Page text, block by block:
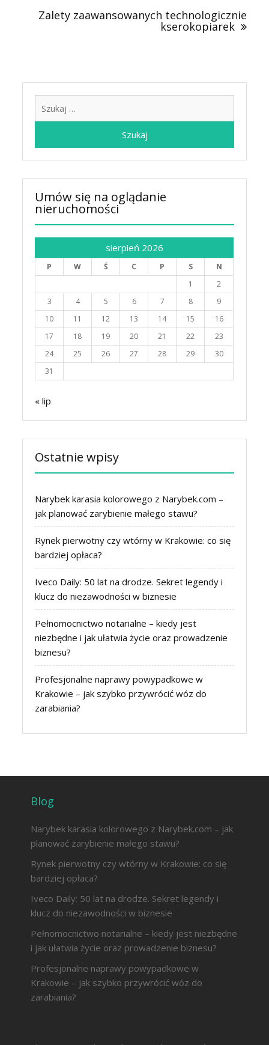
Zalety zaawansowanych technologicznie
kserokopiarek
Umów się na oglądanie
nieruchomości
sierpień 2026
P W Ś C P S
N
1
2
3
4 5 6 7 8
9
10
11 12 13 14 15
16
17
18 19 20 21 22
23
24
25 26 27 28 29
30
31
« lip
Ostatnie wpisy
Narybek karasia kolorowego z Narybek.com –
jak planować zarybienie małego stawu?
Rynek pierwotny czy wtórny w Krakowie: co się
bardziej opłaca?
Iveco Daily: 50 lat na drodze. Sekret legendy i
klucz do niezawodności w biznesie
Pełnomocnictwo notarialne – kiedy jest
niezbędne i jak ułatwia życie oraz prowadzenie
biznesu?
Profesjonalne naprawy powypadkowe w
Krakowie – jak szybko przywrócić wóz do
zarabiania?
Blog
Narybek karasia kolorowego z Narybek.com – jak
planować zarybienie małego stawu?
Rynek pierwotny czy wtórny w Krakowie: co się
bardziej opłaca?
Iveco Daily: 50 lat na drodze. Sekret legendy i
klucz do niezawodności w biznesie
Pełnomocnictwo notarialne – kiedy jest niezbędne
i jak ułatwia życie oraz prowadzenie biznesu?
Profesjonalne naprawy powypadkowe w
Krakowie – jak szybko przywrócić wóz do
zarabiania?